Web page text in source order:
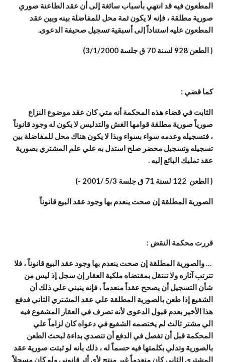
المطعون فيه قد انتهي بأسباب سائغة إلى أن عقد الطاعنة صوري
صورية مطلقة ، فإنه لا يكون ثمة محل للمفاضلة بينه وبين عقد
المطعون عليه استناداً إلى أسبقية تسجيل صحيفة الدعوى.
( الطعن 928 لسنة 70 ق جلسة 3/1/2000)
كما قضي :
الثابت في قضاء هذه المحكمة أنه متي كان عقد موضوع النزاع
صورياً صورية مطلقة قوامها الغش والتدليس لا يكون له وجود قانوناً
، فتسجيله وعدمه سواء بسواء وبذا لا يكون هناك محل للمفاضلة بين
تسجيله وتسجيل محضر صلح استدل به علي علم المشتري بصورية
عقد تمليك البائع إليه .
( الطعن 122 لسنة 71 ق جلسة 5/3 /2001 -)
الصورية المطلقة إن صحت ينعدم بها وجود عقد البيع قانوناً
قررت محكمة النقض :
… والصورية المطلقة إن صحت ينعدم بها وجود عقد البيع قانوناً ، فلا
تترتب آثاره ولا تنتقل بمقتضاه ملكية العقار إن سجل إذ ليس من
شأن التسجيل أن يصحح عقداً منعدماً ، فإنه ينبني علي ذلك أن
الشفيع إذا طعن بالصورية المطلقة علي عقد المشتري الثاني فدفع
هذا الأخير بعدم قبول الدعوى لأنه تصرف في العقار المشفوع فيه
الي مشتر ثالث لم يختصمه الشفيع في دعواه كان لزاماً علي
المحكمة قبل أن تفصل في الدفع أن تتصدي بداءة لبحث الطعن
بالصورية وتدلي بكلمتها فيه حسماً له ، ذلك بأنه لو ثبتت صورية عقد
المشتري الثاني كان منعدماً غير منتج لأي أثر قانوني ولو كان مسجلاً